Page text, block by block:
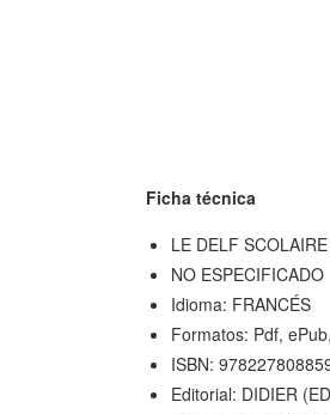
Ficha técnica
LE DELF
NO ESPECIFICADO
Idioma: FRANCÉS
Formatos: Pdf,
ISBN:
Editorial: DIDIER